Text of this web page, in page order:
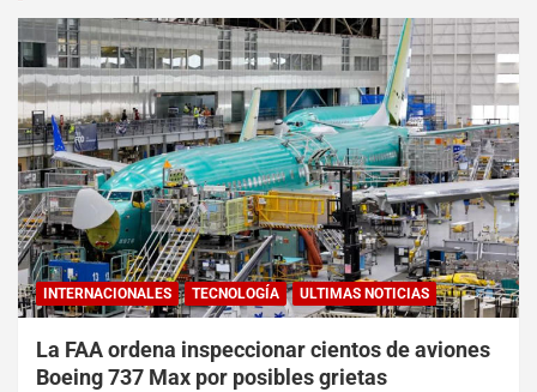
INTERNACIONALES TECNOLOGÍA ULTIMAS NOTICIAS
La FAA ordena inspeccionar cientos de aviones
Boeing 737 Max por posibles grietas